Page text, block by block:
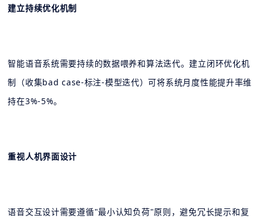
建立持续优化机制
智能语音系统需要持续的数据喂养和算法迭代。建立闭环优化机
制（收集bad case-标注-模型迭代）可将系统月度性能提升率维
持在3%-5%。
重视人机界面设计
语音交互设计需要遵循"最小认知负荷"原则，避免冗长提示和复